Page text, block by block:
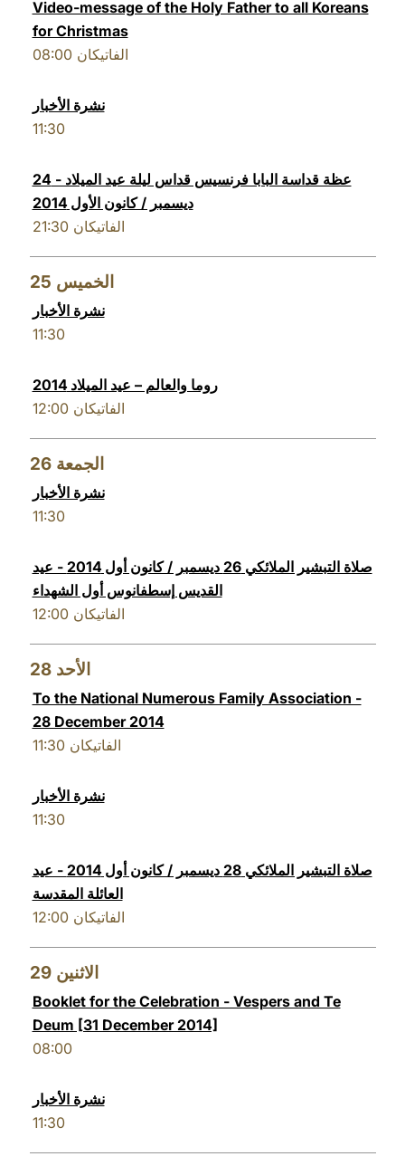
Video-message of the Holy Father to all Koreans
for Christmas
08:00 الفاتيكان
نشرة الأخبار
11:30
عظة قداسة البابا فرنسيس قداس ليلة عيد الميلاد - 24
ديسمبر / كانون الأول 2014
21:30 الفاتيكان
25 الخميس
نشرة الأخبار
11:30
روما والعالم – عيد الميلاد 2014
12:00 الفاتيكان
26 الجمعة
نشرة الأخبار
11:30
صلاة التبشير الملائكي 26 ديسمبر / كانون أول 2014 - عيد
القديس إسطفانوس أول الشهداء
12:00 الفاتيكان
28 الأحد
To the National Numerous Family Association -
28 December 2014
11:30 الفاتيكان
نشرة الأخبار
11:30
صلاة التبشير الملائكي 28 ديسمبر / كانون أول 2014 - عيد
العائلة المقدسة
12:00 الفاتيكان
29 الاثنين
Booklet for the Celebration - Vespers and Te
Deum [31 December 2014]
08:00
نشرة الأخبار
11:30